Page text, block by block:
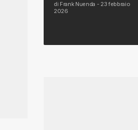
di Frank Nuenda - 23 febbraio
2026